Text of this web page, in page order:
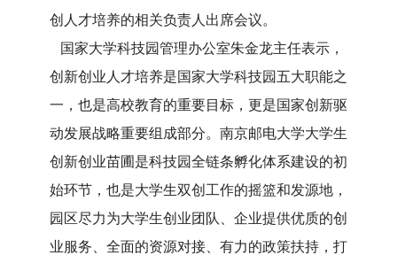
创人才培养的相关负责人出席会议。
国家大学科技园管理办公室朱金龙主任表示，
创新创业人才培养是国家大学科技园五大职能之
一，也是高校教育的重要目标，更是国家创新驱
动发展战略重要组成部分。南京邮电大学大学生
创新创业苗圃是科技园全链条孵化体系建设的初
始环节，也是大学生双创工作的摇篮和发源地，
园区尽力为大学生创业团队、企业提供优质的创
业服务、全面的资源对接、有力的政策扶持，打